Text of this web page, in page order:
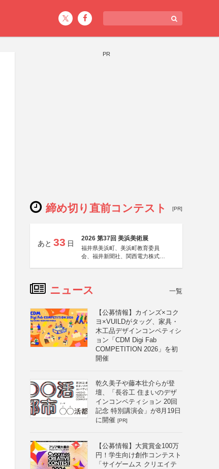
PR
締め切り直前コンテスト [PR]
あと 33 日
2026 第37回 美浜美術展
福井県美浜町、美浜町教育委員
会、福井新聞社、関西電力株式会
ニュース 一覧
【公募情報】カインズ×コク
ヨ×VUILDがタッグ、家具・
木工品デザインコンペティシ
ョン「CDM Digi Fab
COMPETITION 2026」を初
開催
乾久美子や藤本壮介らが登
壇、「長谷工 住まいのデザ
インコンペティション 20回
記念 特別講演会」が8月19日
に開催 [PR]
【公募情報】大賞賞金100万
円！学生向け創作コンテスト
「サイゲームス クリエイテ